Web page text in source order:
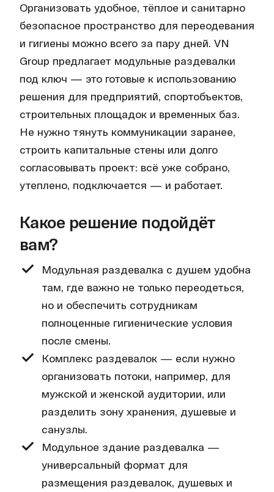
Организовать удобное, тёплое и санитарно
безопасное пространство для переодевания
и гигиены можно всего за пару дней. VN
Group предлагает модульные раздевалки
под ключ — это готовые к использованию
решения для предприятий, спортобъектов,
строительных площадок и временных баз.
Не нужно тянуть коммуникации заранее,
строить капитальные стены или долго
согласовывать проект: всё уже собрано,
утеплено, подключается — и работает.
Какое решение подойдёт
вам?
Модульная раздевалка с душем удобна
там, где важно не только переодеться,
но и обеспечить сотрудникам
полноценные гигиенические условия
после смены.
Комплекс раздевалок — если нужно
организовать потоки, например, для
мужской и женской аудитории, или
разделить зону хранения, душевые и
санузлы.
Модульное здание раздевалка —
универсальный формат для
размещения раздевалок, душевых и